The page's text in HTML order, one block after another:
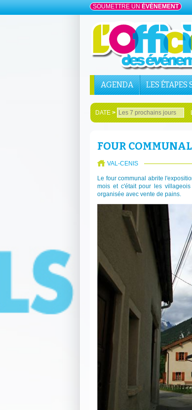
SOUMETTRE UN ÉVÉNEMENT
AGENDA LES ÉTAPES
DATE>
FOUR
VAL-CENIS
Le four communal abrite
mois et c'était pour les
organisée avec vente de pains.